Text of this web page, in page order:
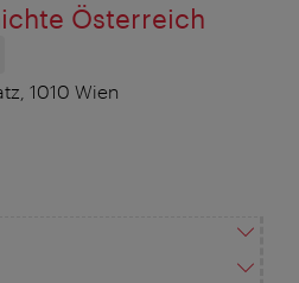
Österreich
1010 Wien